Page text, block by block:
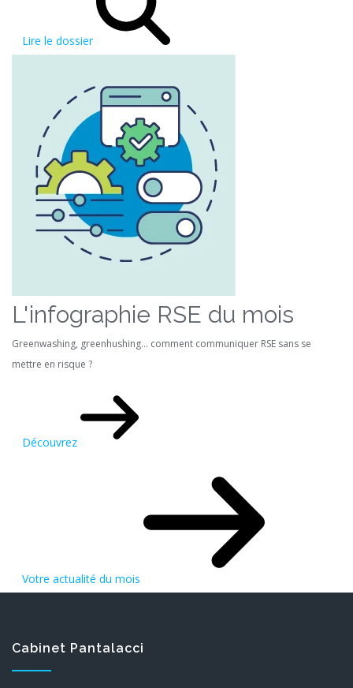
Lire le dossier
L'infographie RSE du mois
Greenwashing, greenhushing… comment communiquer RSE sans se
mettre en risque ?
Découvrez
Votre actualité du mois
Cabinet Pantalacci